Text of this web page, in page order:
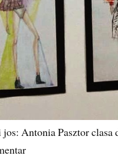
jos: Antonia Pasztor clasa